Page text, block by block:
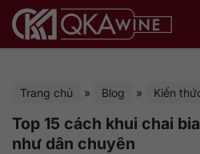
qua
Trang chủ » Blog » Kiến
Top 15 cách khui chai
như dân chuyên